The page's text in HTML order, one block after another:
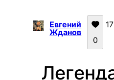
Евгений
Жданов
0